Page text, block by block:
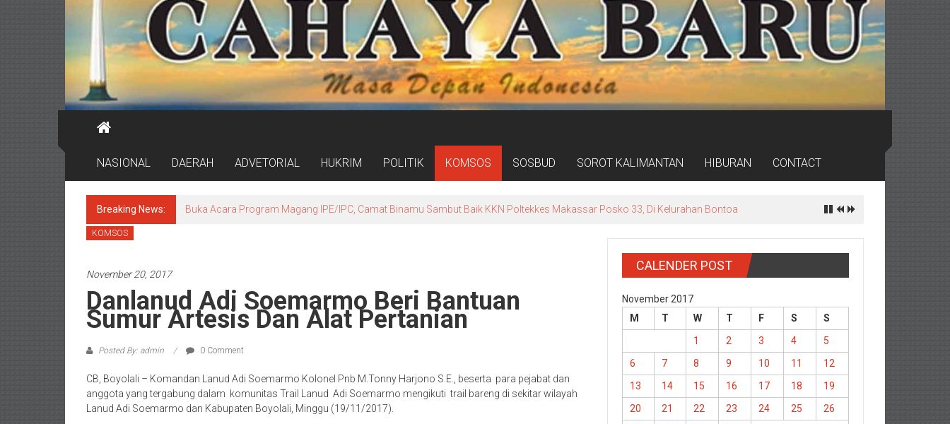
NASIONAL DAERAH ADVETORIAL HUKRIM POLITIK KOMSOS SOSBUD SOROT KALIMANTAN HIBURAN CONTACT
Breaking News: DPRD Surabaya Pastikan Program Kampung Pancasila Terakomodasi Dalam Raperda Kampung Cerdas
KOMSOS
November 20, 2017
Danlanud Adi Soemarmo Beri Bantuan
Sumur Artesis Dan Alat Pertanian
Posted By: admin 0 Comment
CB, Boyolali – Komandan Lanud Adi Soemarmo Kolonel Pnb M.Tonny Harjono S.E., beserta para pejabat dan
anggota yang tergabung dalam komunitas Trail Lanud Adi Soemarmo mengikuti trail bareng di sekitar wilayah
Lanud Adi Soemarmo dan Kabupaten Boyolali, Minggu (19/11/2017).
CALENDER POST
November 2017
M
T W T F S
S
1
2 3 4
5
6
7 8 9 10 11
12
13
14 15 16 17 18
19
20
21 22 23 24 25
26